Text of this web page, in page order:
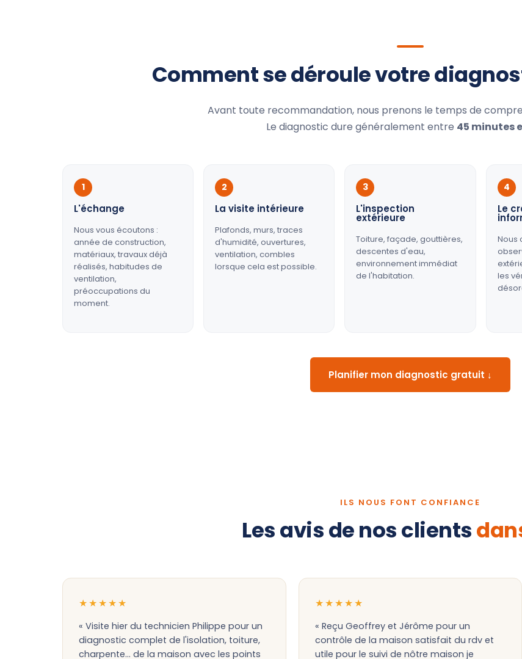
Comment se déroule votre
Avant toute recommandation, nous prenons le temps de
Le diagnostic dure généralement entre 45 minutes
1
L'échange
Nous vous écoutons :
année de construction,
matériaux, travaux déjà
réalisés, habitudes de
ventilation,
préoccupations du
moment.
2
La visite intérieure
Plafonds, murs, traces
d'humidité, ouvertures,
ventilation, combles
lorsque cela est possible.
3
L'inspection
extérieure
Toiture, façade, gouttières,
descentes d'eau,
environnement immédiat
de l'habitation.
4
Le
Nous
les
Planifier mon diagnostic gratuit ↓
ILS NOUS FONT CONFIANCE
Les avis de nos clients
★★★★★
« Visite hier du technicien Philippe pour un
diagnostic complet de l'isolation, toiture,
charpente... de la maison avec les points
★★★★★
« Reçu Geoffrey et Jérôme pour un
contrôle de la maison satisfait du rdv et
utile pour le suivi de nôtre maison je